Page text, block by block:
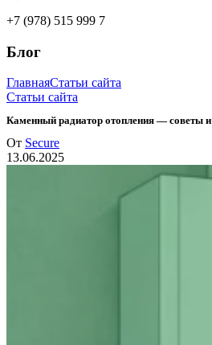
+7 (978) 515 999 7
Блог
ГлавнаяСтатьи сайта
Статьи сайта
Каменный радиатор отопления — советы
От Secure
13.06.2025